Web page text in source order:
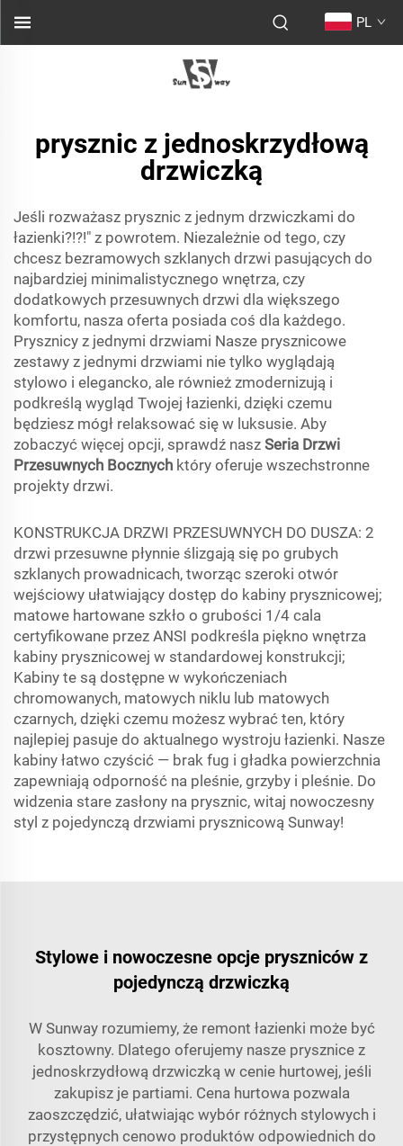
PL
prysznic z jednoskrzydłową
drzwiczką
Jeśli rozważasz prysznic z jednym drzwiczkami do
łazienki?!?!" z powrotem. Niezależnie od tego, czy
chcesz bezramowych szklanych drzwi pasujących do
najbardziej minimalistycznego wnętrza, czy
dodatkowych przesuwnych drzwi dla większego
komfortu, nasza oferta posiada coś dla każdego.
Prysznicy z jednymi drzwiami Nasze prysznicowe
zestawy z jednymi drzwiami nie tylko wyglądają
stylowo i elegancko, ale również zmodernizują i
podkreślą wygląd Twojej łazienki, dzięki czemu
będziesz mógł relaksować się w luksusie. Aby
zobaczyć więcej opcji, sprawdź nasz Seria Drzwi
Przesuwnych Bocznych który oferuje wszechstronne
projekty drzwi.
KONSTRUKCJA DRZWI PRZESUWNYCH DO DUSZA: 2
drzwi przesuwne płynnie ślizgają się po grubych
szklanych prowadnicach, tworząc szeroki otwór
wejściowy ułatwiający dostęp do kabiny prysznicowej;
matowe hartowane szkło o grubości 1/4 cala
certyfikowane przez ANSI podkreśla piękno wnętrza
kabiny prysznicowej w standardowej konstrukcji;
Kabiny te są dostępne w wykończeniach
chromowanych, matowych niklu lub matowych
czarnych, dzięki czemu możesz wybrać ten, który
najlepiej pasuje do aktualnego wystroju łazienki. Nasze
kabiny łatwo czyścić — brak fug i gładka powierzchnia
zapewniają odporność na pleśnie, grzyby i pleśnie. Do
widzenia stare zasłony na prysznic, witaj nowoczesny
styl z pojedynczą drzwiami prysznicową Sunway!
Stylowe i nowoczesne opcje pryszniców z
pojedynczą drzwiczką
W Sunway rozumiemy, że remont łazienki może być
kosztowny. Dlatego oferujemy nasze prysznice z
jednoskrzydłową drzwiczką w cenie hurtowej, jeśli
zakupisz je partiami. Cena hurtowa pozwala
zaoszczędzić, ułatwiając wybór różnych stylowych i
przystępnych cenowo produktów odpowiednich do